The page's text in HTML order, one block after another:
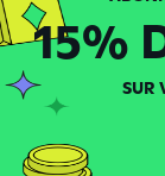
R
15%
SUR